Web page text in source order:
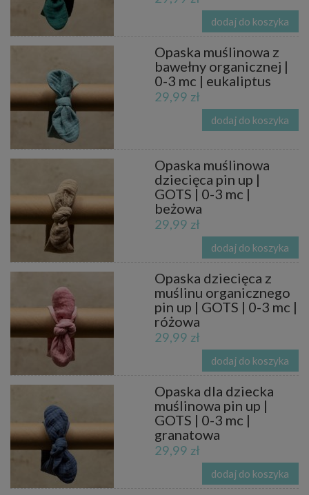
dodaj do koszyka
Opaska muślinowa z
bawełny organicznej |
0-3 mc | eukaliptus
29,99 zł
dodaj do koszyka
Opaska muślinowa
dziecięca pin up |
GOTS | 0-3 mc |
beżowa
29,99 zł
dodaj do koszyka
Opaska dziecięca z
muślinu organicznego
pin up | GOTS | 0-3 mc |
różowa
29,99 zł
dodaj do koszyka
Opaska dla dziecka
muślinowa pin up |
GOTS | 0-3 mc |
granatowa
29,99 zł
dodaj do koszyka